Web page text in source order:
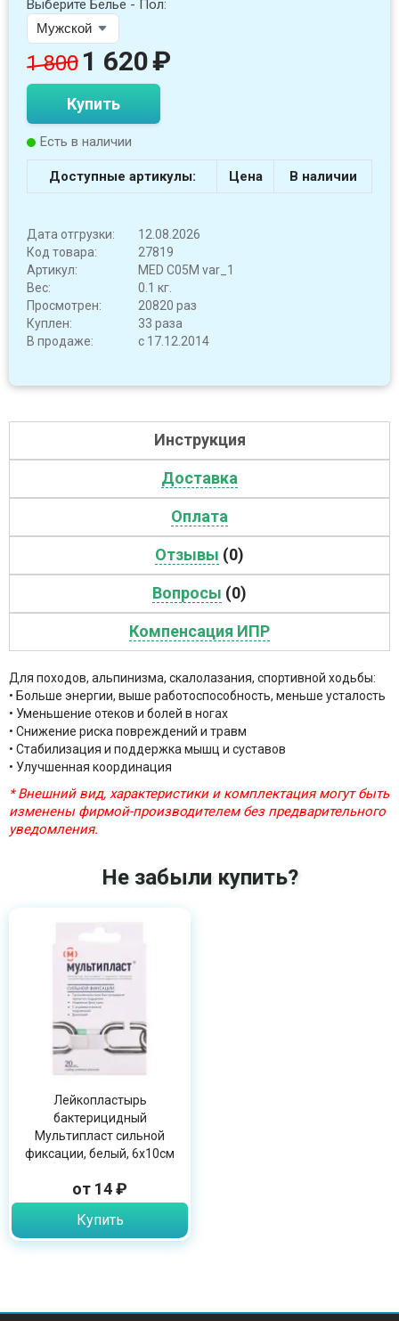
Выберите Белье - Пол:
1 800 1 620₽
Купить
Есть в наличии
Доступные артикулы: Цена В наличии
Дата отгрузки:
12.08.2026
Код товара:
27819
Артикул:
MED C05M var_1
Вес:
0.1 кг.
Просмотрен:
20820 раз
Куплен:
33 раза
В продаже:
с 17.12.2014
Инструкция
Доставка
Оплата
Отзывы (0)
Вопросы (0)
Компенсация ИПР
Для походов, альпинизма, скалолазания, спортивной ходьбы:
• Больше энергии, выше работоспособность, меньше усталость
• Уменьшение отеков и болей в ногах
• Снижение риска повреждений и травм
• Стабилизация и поддержка мышц и суставов
• Улучшенная координация
* Внешний вид, характеристики и комплектация могут быть
изменены фирмой-производителем без предварительного
уведомления.
Не забыли купить?
Лейкопластырь
бактерицидный
Мультипласт сильной
фиксации, белый, 6х10см
от 14 ₽
Купить